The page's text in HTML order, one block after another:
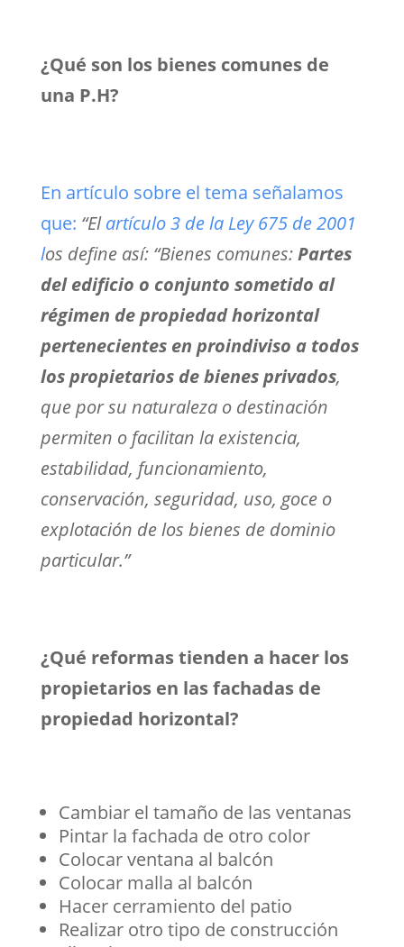
¿Qué son los bienes comunes de
una P.H?
En artículo sobre el tema señalamos
que: “Elartículo 3 de la Ley 675 de 2001
los define así: “Bienes comunes:Partes
del edificio o conjunto sometido al
régimen de propiedad horizontal
pertenecientes en proindiviso a todos
los propietarios de bienes privados,
que por su naturaleza o destinación
permiten o facilitan la existencia,
estabilidad, funcionamiento,
conservación, seguridad, uso, goce o
explotación de los bienes de dominio
particular.”
¿Qué reformas tienden a hacer los
propietarios en las fachadas de
propiedad horizontal?
Cambiar el tamaño de las ventanas
Pintar la fachada de otro color
Colocar ventana al balcón
Colocar malla al balcón
Hacer cerramiento del patio
Realizar otro tipo de construcción